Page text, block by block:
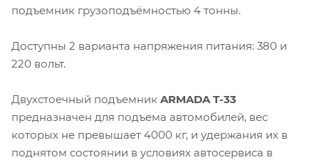
подъемник грузоподъёмностью 4 тонны.
Доступны 2 варианта напряжения питания: 380 и
220 вольт.
Двухстоечный подъемник ARMADA Т-33
предназначен для подъема автомобилей, вес
которых не превышает 4000 кг, и удержания их в
поднятом состоянии в условиях автосервиса в